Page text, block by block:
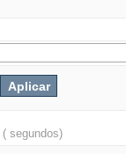
( segundos)